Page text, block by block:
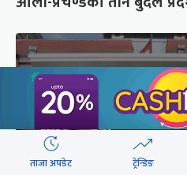
ताजा अपडेट ट्रेन्डिङ